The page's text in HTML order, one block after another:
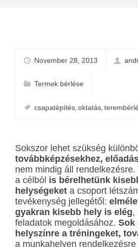
November 28, 2013
Termek bérlése
csapatépítés oktatás
Sokszor lehet szükség
továbbképzésekhez,
nem mindig áll rendelkezésre.
a célból is bérelhetünk
helységeket a csoport
tevékenység jellegétől:
gyakran kisebb hely is elég,
feladatok megoldásához. Sok
helyszínre a tréningeket,
a munkahelyen